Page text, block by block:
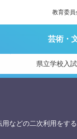
教育委員
芸術・
県立学校入
などの二次利用をする